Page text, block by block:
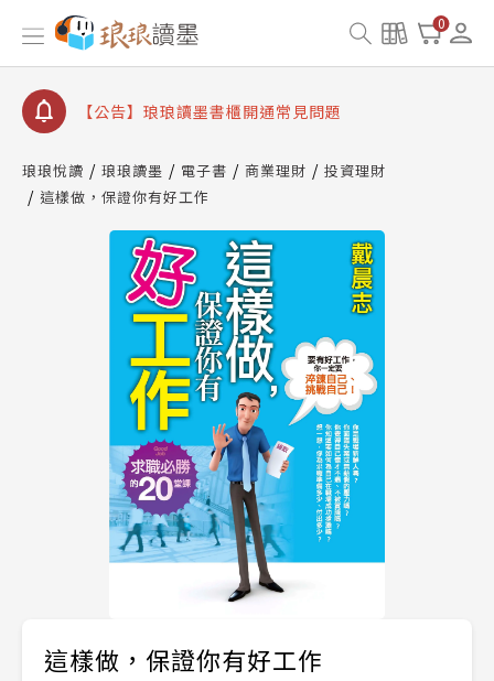
0
【公告】琅琅書店服務升級重要說明及資產合併結果
查詢
【公告】琅琅讀墨數位閱讀資產合併與書櫃開通申請
【公告】琅琅讀墨書櫃開通常見問題
請圖文教學
【公告】琅琅書店服務升級重要說明及資產合併結果
查詢
【公告】琅琅讀墨數位閱讀資產合併與書櫃開通申請
琅琅悅讀 琅琅讀墨 電子書 商業理財
投資理財
這樣做，保證你有好工作
這樣做，保證你有好工作